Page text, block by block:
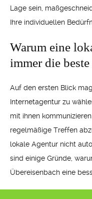
Lage sein,
Ihre individuellen
Warum eine
immer die
Auf den ersten Blick
Internetagentur zu
mit ihnen
regelmäßige Treffen
lokale Agentur nicht
sind einige Gründe,
Übereisenbach eine